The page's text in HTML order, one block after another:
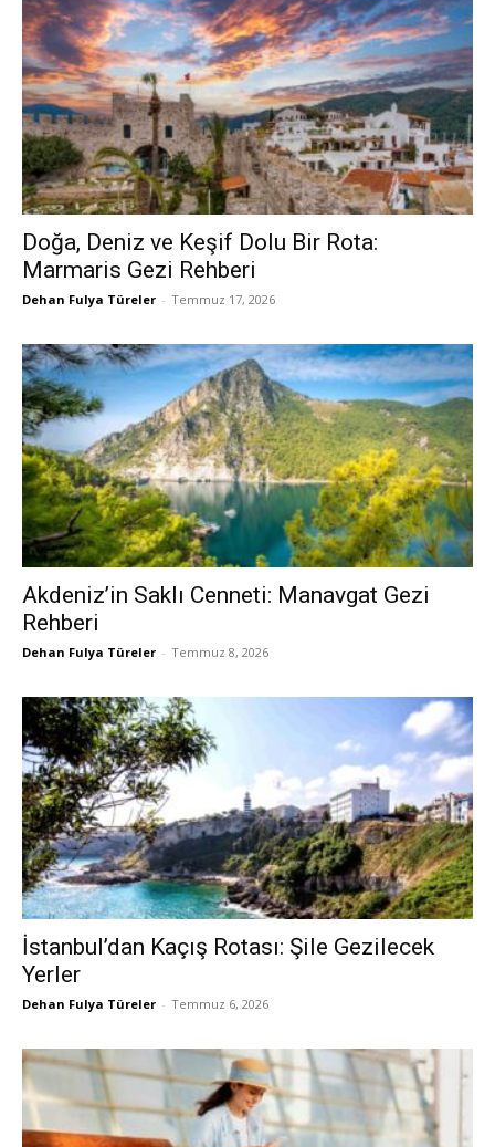
Doğa, Deniz ve Keşif Dolu Bir Rota:
Marmaris Gezi Rehberi
Dehan Fulya Türeler - Temmuz 17, 2026
Akdeniz’in Saklı Cenneti: Manavgat Gezi
Rehberi
Dehan Fulya Türeler - Temmuz 8, 2026
İstanbul’dan Kaçış Rotası: Şile Gezilecek
Yerler
Dehan Fulya Türeler - Temmuz 6, 2026